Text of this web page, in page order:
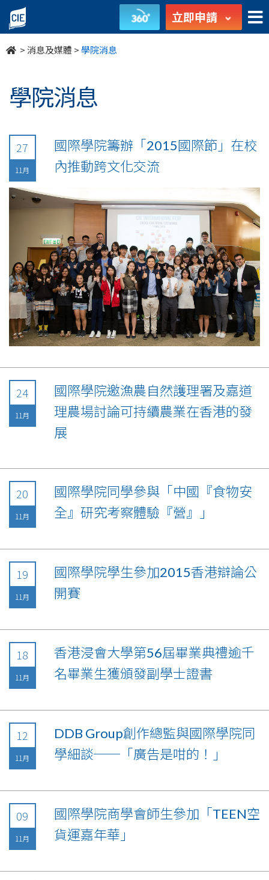
undefined 立即申請
>消息及媒體 >學院消息
學院消息
27
11月
國際學院籌辦「2015國際節」在校
內推動跨文化交流
24
11月
國際學院邀漁農自然護理署及嘉道
理農場討論可持續農業在香港的發
展
20
11月
國際學院同學參與「中國『食物安
全』研究考察體驗『營』」
19
11月
國際學院學生參加2015香港辯論公
開賽
18
11月
香港浸會大學第56屆畢業典禮逾千
名畢業生獲頒發副學士證書
12
11月
DDB Group創作總監與國際學院同
學細談──「廣告是咁的！」
09
11月
國際學院商學會師生參加「TEEN空
貨運嘉年華」